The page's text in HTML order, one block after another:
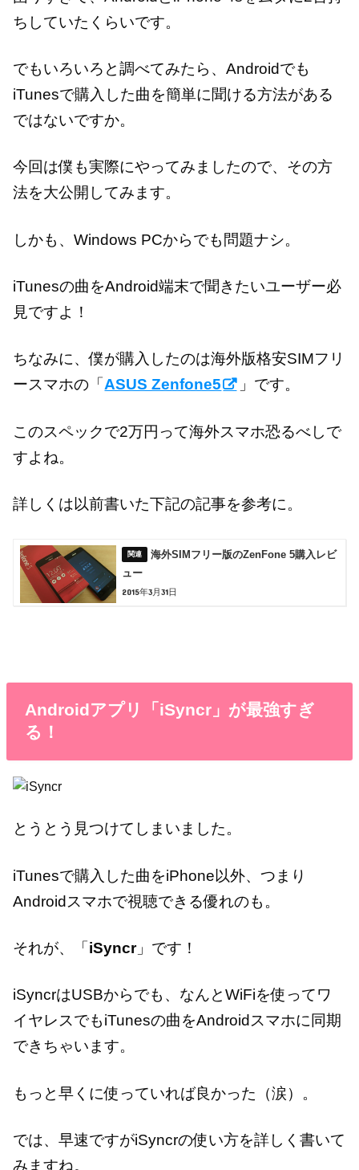
ちしていたくらいです。
でもいろいろと調べてみたら、Androidでも
iTunesで購入した曲を簡単に聞ける方法がある
ではないですか。
今回は僕も実際にやってみましたので、その方
法を大公開してみます。
しかも、Windows PCからでも問題ナシ。
iTunesの曲をAndroid端末で聞きたいユーザー必
見ですよ！
ちなみに、僕が購入したのは海外版格安SIMフリ
ースマホの「ASUS Zenfone5 」です。
このスペックで2万円って海外スマホ恐るべしで
すよね。
詳しくは以前書いた下記の記事を参考に。
海外SIMフリー版のZenFone 5購入レビ
ュー
2015年3月31日
Androidアプリ「iSyncr」が最強すぎ
る！
とうとう見つけてしまいました。
iTunesで購入した曲をiPhone以外、つまり
Androidスマホで視聴できる優れのも。
それが、「 iSyncr」です！
iSyncrはUSBからでも、なんとWiFiを使ってワ
イヤレスでもiTunesの曲をAndroidスマホに同期
できちゃいます。
もっと早くに使っていれば良かった（涙）。
では、早速ですがiSyncrの使い方を詳しく書いて
みますね。